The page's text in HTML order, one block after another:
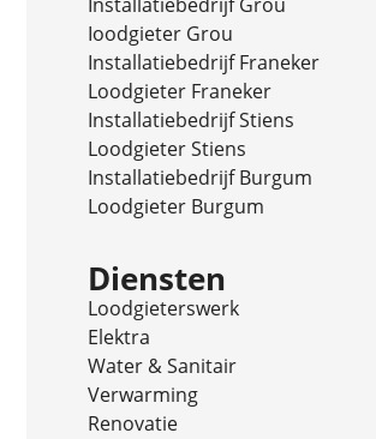
Ioodgieter Grou
Installatiebedrijf Franeker
Loodgieter Franeker
Installatiebedrijf Stiens
Loodgieter Stiens
Installatiebedrijf Burgum
Loodgieter Burgum
Diensten
Loodgieterswerk
Elektra
Water & Sanitair
Verwarming
Renovatie